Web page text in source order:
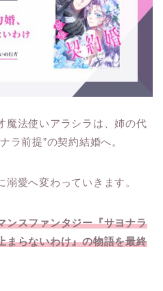
魔法使いアラシラは、姉の代
ラ前提”の契約結婚へ。
愛へ変わっていきます。
ンスファンタジー『サヨナラ
まらないわけ』の物語を最終